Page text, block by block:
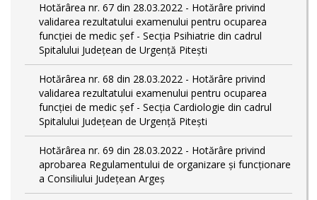
Hotărârea nr. 67 din 28.03.2022 - Hotărâre privind
validarea rezultatului examenului pentru ocuparea
funcției de medic șef - Secția Psihiatrie din cadrul
Spitalului Județean de Urgență Pitești
Hotărârea nr. 68 din 28.03.2022 - Hotărâre privind
validarea rezultatului examenului pentru ocuparea
funcției de medic șef - Secția Cardiologie din cadrul
Spitalului Județean de Urgență Pitești
Hotărârea nr. 69 din 28.03.2022 - Hotărâre privind
aprobarea Regulamentului de organizare și funcționare
a Consiliului Județean Argeș